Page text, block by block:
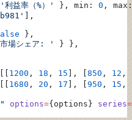
'利益率（%）' }, min: 0 ,
],
},
場シェア: '
} },
1200 , 18 , 15 ], [ 850 , 12 ,
1680 , 20 , 17 ], [ 950 , 15 ,
options={options} series=